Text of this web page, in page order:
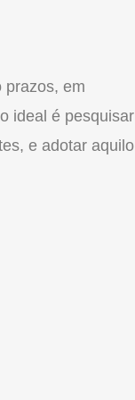
prazos, em
ideal é pesquisar
e adotar aquilo